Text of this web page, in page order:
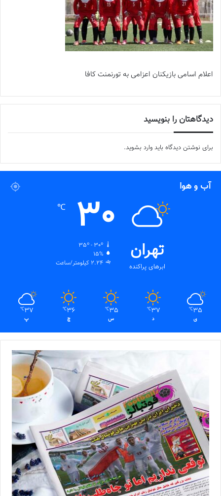
اعلام اسامی بازیکنان اعزامی به تورنمنت کافا
دیدگاهتان را بنویسید
برای نوشتن دیدگاه باید وارد بشوید.
آب و هوا
تهران
ابرهای پراکنده
30
℃
35º - 30º
15%
2.24 کیلومتر/ساعت
35
℃
ی
37
℃
د
35
℃
س
36
℃
چ
37
℃
پ